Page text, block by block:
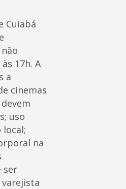
Cuiabá
17h. A
a
cinemas
uso
na
ser